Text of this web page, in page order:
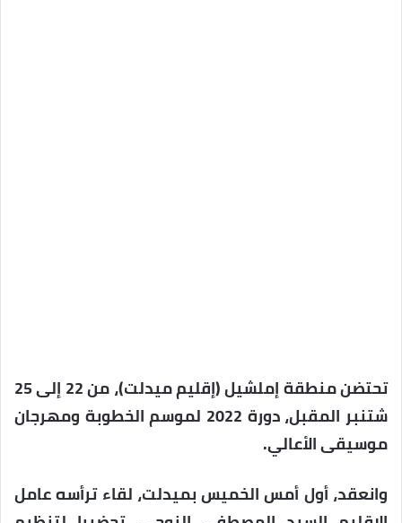
تحتضن منطقة إملشيل (إقليم ميدلت)، من 22 إلى 25
شتنبر المقبل، دورة 2022 لموسم الخطوبة ومهرجان
موسيقى الأعالي.
وانعقد، أول أمس الخميس بميدلت، لقاء ترأسه عامل